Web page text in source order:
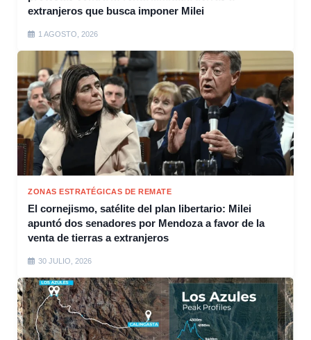
extranjeros que busca imponer Milei
1 AGOSTO, 2026
ZONAS ESTRATÉGICAS DE REMATE
El cornejismo, satélite del plan libertario: Milei
apuntó dos senadores por Mendoza a favor de la
venta de tierras a extranjeros
30 JULIO, 2026